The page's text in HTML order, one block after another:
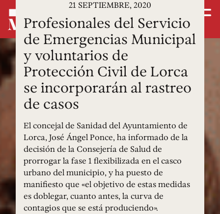
21 SEPTIEMBRE, 2020
Profesionales del Servicio
de Emergencias Municipal
y voluntarios de
Protección Civil de Lorca
se incorporarán al rastreo
de casos
El concejal de Sanidad del Ayuntamiento de
Lorca, José Ángel Ponce, ha informado de la
decisión de la Consejería de Salud de
prorrogar la fase 1 flexibilizada en el casco
urbano del municipio, y ha puesto de
manifiesto que «el objetivo de estas medidas
es doblegar, cuanto antes, la curva de
contagios que se está produciendo».